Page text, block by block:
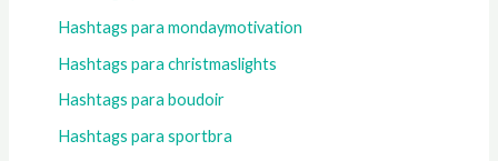
Hashtags para mondaymotivation
Hashtags para christmaslights
Hashtags para boudoir
Hashtags para sportbra